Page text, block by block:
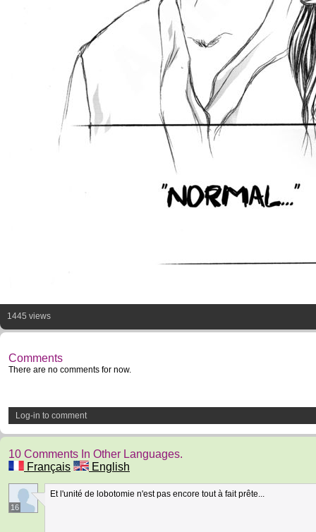
1445 views
Comments
There are no comments for now.
Log-in to comment
10 Comments In Other Languages.
Français
English
16
Et l'unité de lobotomie n'est pas encore tout à fait prête...